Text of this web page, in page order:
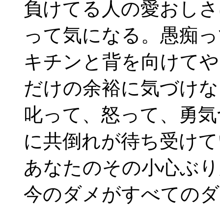
負けてる人の愛おし
って気になる。愚痴
キチンと背を向けて
だけの余裕に気づけ
叱って、怒って、勇
に共倒れが待ち受け
あなたのその小心ぶ
今のダメがすべての